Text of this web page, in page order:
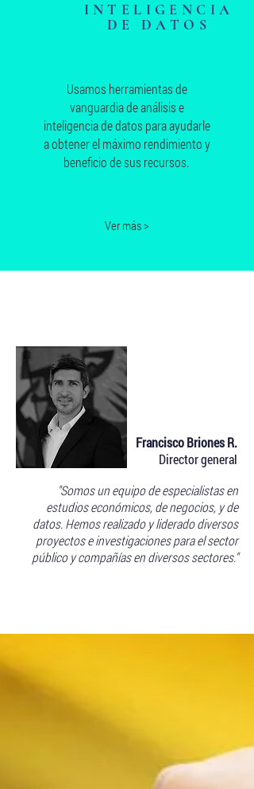
INTELIGENCIA
DE DATOS
Usamos herramientas de
vanguardia de análisis e
inteligencia de datos para ayudarle
a obtener el máximo rendimiento y
beneficio de sus recursos.
Ver más >
Francisco Briones R.
Director general
"Somos un equipo de especialistas en
estudios económicos, de negocios, y de
datos. Hemos realizado y liderado diversos
proyectos e investigaciones para el sector
público y compañías en diversos sectores."